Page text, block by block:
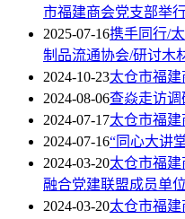
市福建商会党支部举
2025-07-16携手同行/
制品流通协会/研讨木
2024-10-23太仓市福
2024-08-06查焱走访
2024-07-17太仓市福
2024-07-16“同心大讲
2024-03-20太仓市福
融合党建联盟成员单位
2024-03-20太仓市福建